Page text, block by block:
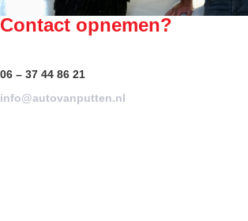
Contact opnemen?
06 – 37 44 86 21
info@autovanputten.nl